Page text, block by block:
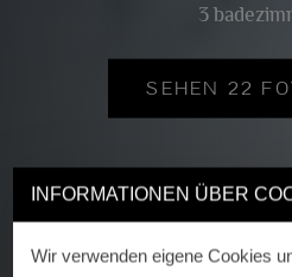
INFORMATIONEN ÜBER
Wir verwenden eigene Cookies
3
SEHEN 22